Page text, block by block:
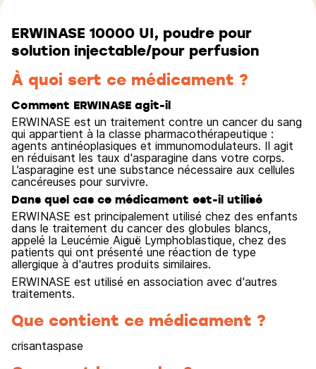
ERWINASE 10000 UI, poudre pour
solution injectable/pour perfusion
À quoi sert ce médicament ?
Comment ERWINASE agit-il
ERWINASE est un traitement contre un cancer du sang
qui appartient à la classe pharmacothérapeutique :
agents antinéoplasiques et immunomodulateurs. Il agit
en réduisant les taux d'asparagine dans votre corps.
L’asparagine est une substance nécessaire aux cellules
cancéreuses pour survivre.
Dans quel cas ce médicament est-il utilisé
ERWINASE est principalement utilisé chez des enfants
dans le traitement du cancer des globules blancs,
appelé la Leucémie Aiguë Lymphoblastique, chez des
patients qui ont présenté une réaction de type
allergique à d'autres produits similaires.
ERWINASE est utilisé en association avec d'autres
traitements.
Que contient ce médicament ?
crisantaspase